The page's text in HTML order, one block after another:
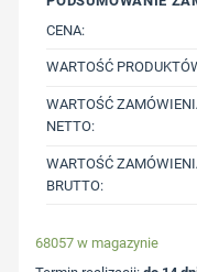
CENA:
WARTOŚĆ
WARTOŚĆ
NETTO:
WARTOŚĆ
BRUTTO:
68057 w magazynie